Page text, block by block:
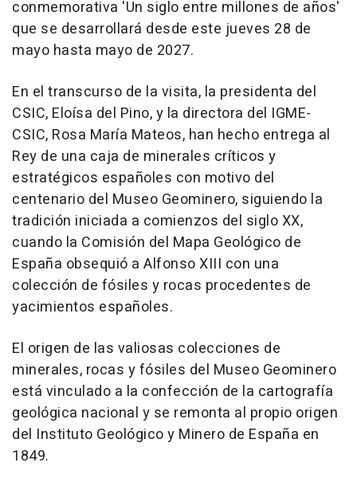
conmemorativa 'Un siglo entre millones de años'
que se desarrollará desde este jueves 28 de
mayo hasta mayo de 2027.
En el transcurso de la visita, la presidenta del
CSIC, Eloísa del Pino, y la directora del IGME-
CSIC, Rosa María Mateos, han hecho entrega al
Rey de una caja de minerales críticos y
estratégicos españoles con motivo del
centenario del Museo Geominero, siguiendo la
tradición iniciada a comienzos del siglo XX,
cuando la Comisión del Mapa Geológico de
España obsequió a Alfonso XIII con una
colección de fósiles y rocas procedentes de
yacimientos españoles.
El origen de las valiosas colecciones de
minerales, rocas y fósiles del Museo Geominero
está vinculado a la confección de la cartografía
geológica nacional y se remonta al propio origen
del Instituto Geológico y Minero de España en
1849.